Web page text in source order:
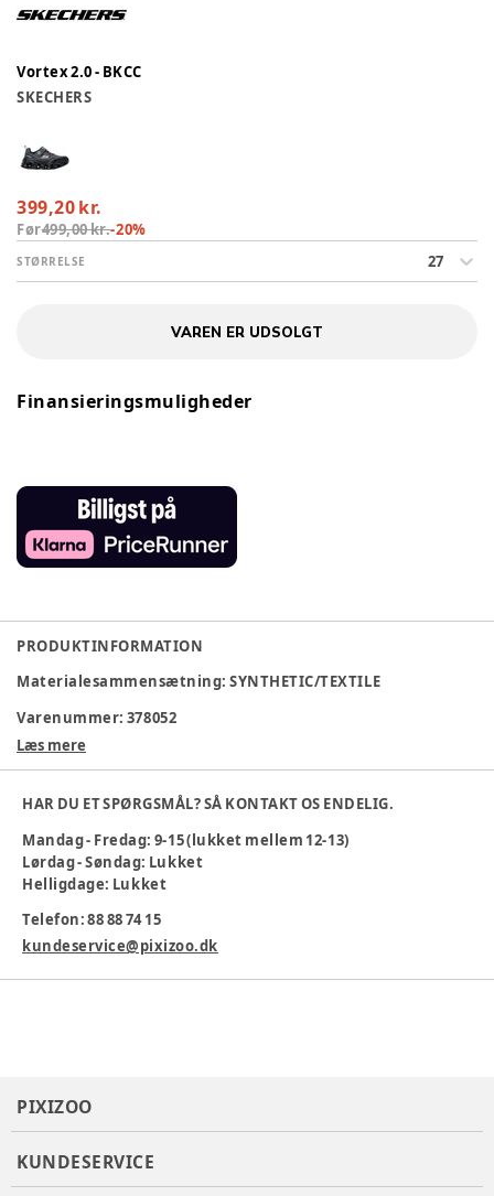
Vortex 2.0 - BKCC
SKECHERS
399,20 kr.
Før499,00 kr.-20%
STØRRELSE 27
VAREN ER UDSOLGT
Finansieringsmuligheder
PRODUKTINFORMATION
Materialesammensætning:SYNTHETIC/TEXTILE
Varenummer: 378052
Læs mere
HAR DU ET SPØRGSMÅL? SÅ KONTAKT OS ENDELIG.
Mandag - Fredag: 9-15 (lukket mellem 12-13)
Lørdag - Søndag: Lukket
Helligdage: Lukket
Telefon: 88 88 74 15
kundeservice@pixizoo.dk
PIXIZOO
KUNDESERVICE